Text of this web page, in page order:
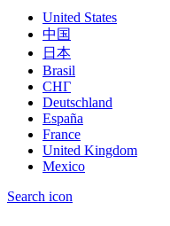
United States
中国
日本
Brasil
СНГ
Deutschland
España
France
United Kingdom
Mexico
Search icon